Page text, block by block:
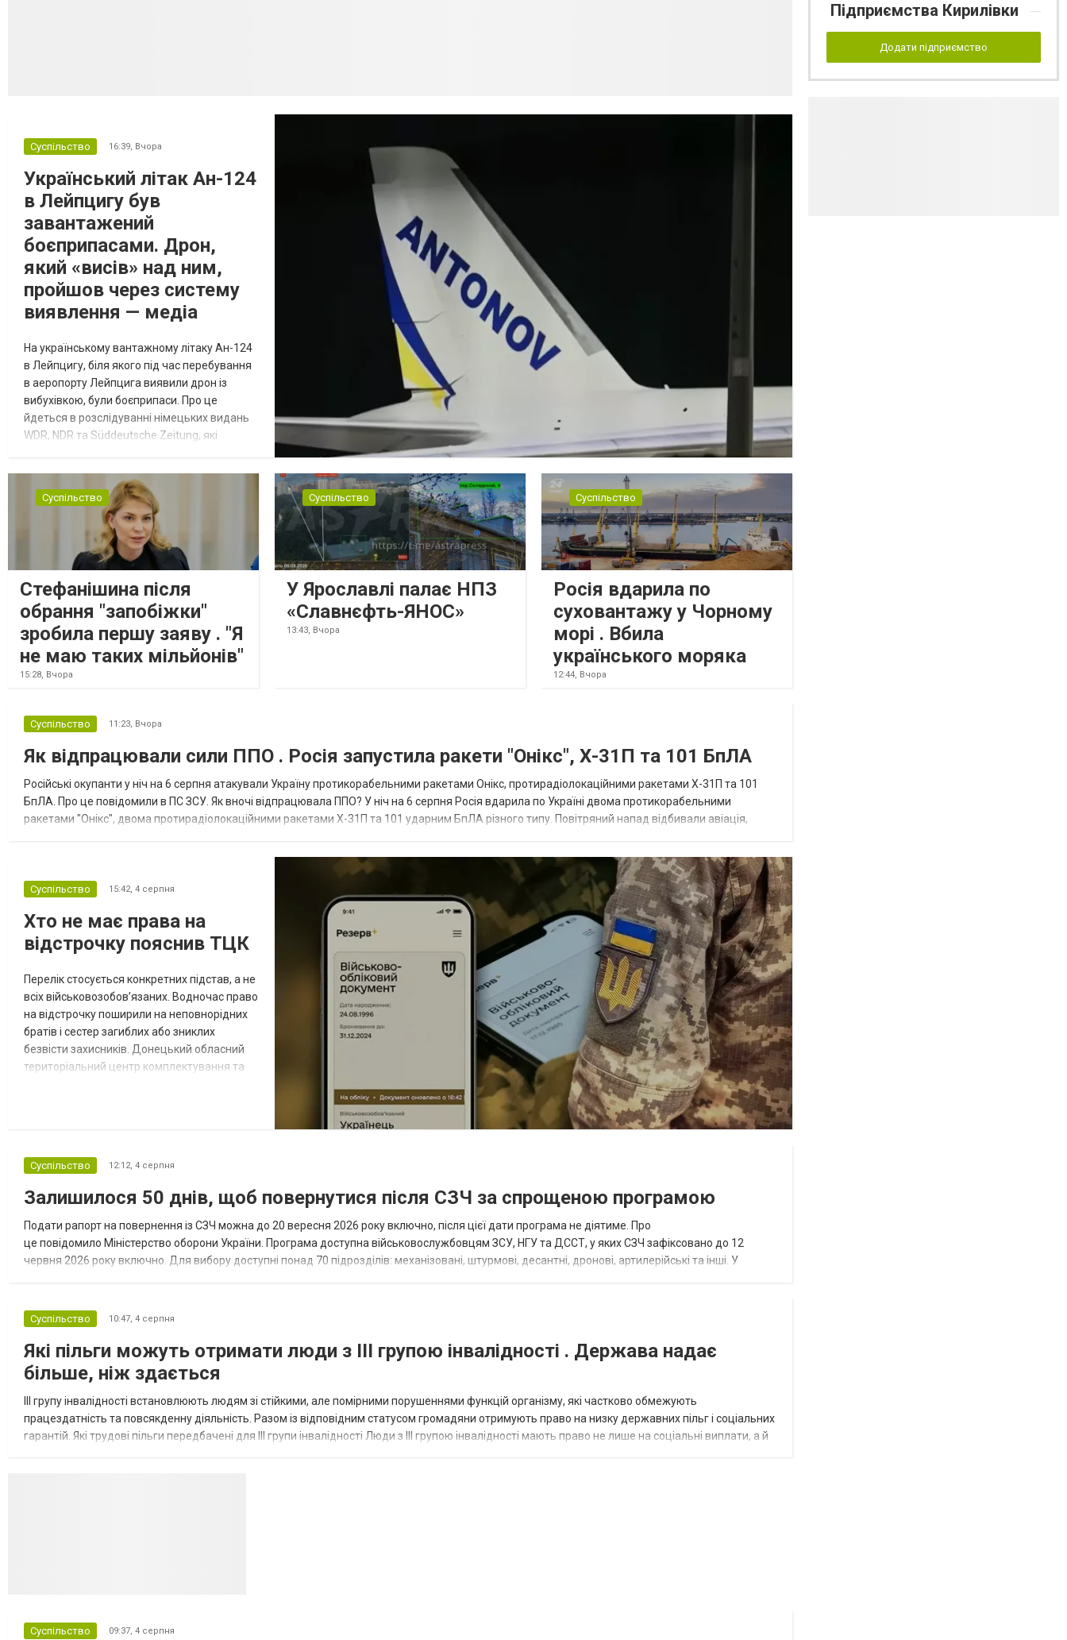
Суспільство 16:39, Вчора
Український літак Ан-124
в Лейпцигу був
завантажений
боєприпасами. Дрон,
який «висів» над ним,
пройшов через систему
виявлення — медіа
На українському вантажному літаку Ан-124
в Лейпцигу, біля якого під час перебування
в аеропорту Лейпцига виявили дрон із
вибухівкою, були боєприпаси. Про це
йдеться в розслідуванні німецьких видань
WDR, NDR та Süddeutsche Zeitung, які
були на борту літака, незадовго до цього
доставили з Франції до Лейпцига, після
чого їх мали транспортувати далі. За
даними слідства, 4 серпня о...
Суспільство
Стефанішина після
обрання "запобіжки"
зробила першу заяву . "Я
не маю таких мільйонів"
15:28, Вчора
Суспільство
У Ярославлі палає НПЗ
«Славнєфть-ЯНОС»
13:43, Вчора
Суспільство
Росія вдарила по
суховантажу у Чорному
морі . Вбила
українського моряка
12:44, Вчора
Суспільство 11:23, Вчора
Як відпрацювали сили ППО . Росія запустила ракети "Онікс", Х-31П та 101 БпЛА
Російські окупанти у ніч на 6 серпня атакували Україну протикорабельними ракетами Онікс, протирадіолокаційними ракетами Х-31П та 101
БпЛА. Про це повідомили в ПС ЗСУ. Як вночі відпрацювала ППО? У ніч на 6 серпня Росія вдарила по Україні двома протикорабельними
ракетами "Онікс", двома протирадіолокаційними ракетами Х-31П та 101 ударним БпЛА різного типу. Повітряний напад відбивали авіація,
Суспільство 15:42, 4 серпня
Хто не має права на
відстрочку пояснив ТЦК
Перелік стосується конкретних підстав, а не
всіх військовозобов’язаних. Водночас право
на відстрочку поширили на неповнорідних
братів і сестер загиблих або зниклих
безвісти захисників. Донецький обласний
територіальний центр комплектування та
студенти, боржники з аліме...
Суспільство 12:12, 4 серпня
Залишилося 50 днів, щоб повернутися після СЗЧ за спрощеною програмою
Подати рапорт на повернення із СЗЧ можна до 20 вересня 2026 року включно, після цієї дати програма не діятиме. Про
це повідомило Міністерство оборони України. Програма доступна військовослужбовцям ЗСУ, НГУ та ДССТ, у яких СЗЧ зафіксовано до 12
червня 2026 року включно. Для вибору доступні понад 70 підрозділів: механізовані, штурмові, десантні, дронові, артилерійські та інші. У
Суспільство 10:47, 4 серпня
Які пільги можуть отримати люди з III групою інвалідності . Держава надає
більше, ніж здається
III групу інвалідності встановлюють людям зі стійкими, але помірними порушеннями функцій організму, які частково обмежують
працездатність та повсякденну діяльність. Разом із відповідним статусом громадяни отримують право на низку державних пільг і соціальних
гарантій. Які трудові пільги передбачені для III групи інвалідності Люди з III групою інвалідності мають право не лише на соціальні виплати, а й
Суспільство 09:37, 4 серпня
Підприємства Кирилівки
Додати підприємство